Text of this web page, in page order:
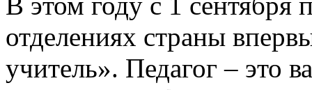
отделениях страны
учитель». Педагог – это